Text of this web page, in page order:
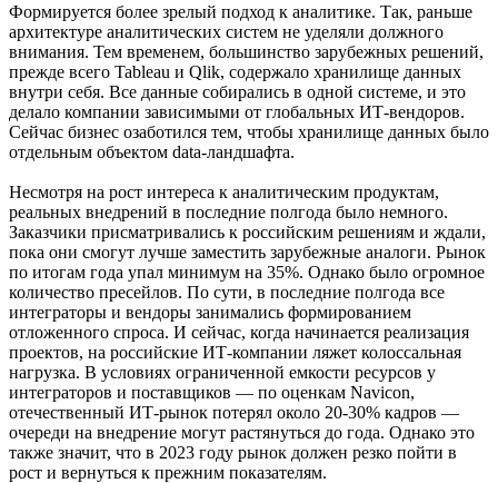
Формируется более зрелый подход к аналитике. Так, раньше
архитектуре аналитических систем не уделяли должного
внимания. Тем временем, большинство зарубежных решений,
прежде всего Tableau и Qlik, содержало хранилище данных
внутри себя. Все данные собирались в одной системе, и это
делало компании зависимыми от глобальных ИТ-вендоров.
Сейчас бизнес озаботился тем, чтобы хранилище данных было
отдельным объектом data-ландшафта.
Несмотря на рост интереса к аналитическим продуктам,
реальных внедрений в последние полгода было немного.
Заказчики присматривались к российским решениям и ждали,
пока они смогут лучше заместить зарубежные аналоги. Рынок
по итогам года упал минимум на 35%. Однако было огромное
количество пресейлов. По сути, в последние полгода все
интеграторы и вендоры занимались формированием
отложенного спроса. И сейчас, когда начинается реализация
проектов, на российские ИТ-компании ляжет колоссальная
нагрузка. В условиях ограниченной емкости ресурсов у
интеграторов и поставщиков — по оценкам Navicon,
отечественный ИТ-рынок потерял около 20-30% кадров —
очереди на внедрение могут растянуться до года. Однако это
также значит, что в 2023 году рынок должен резко пойти в
рост и вернуться к прежним показателям.